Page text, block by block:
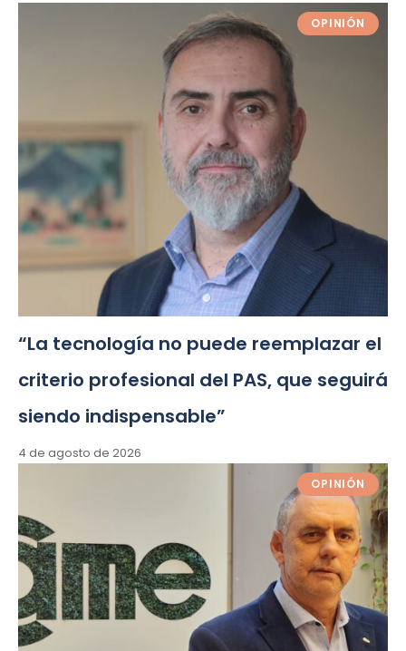
OPINIÓN
“La tecnología no puede reemplazar el
criterio profesional del PAS, que seguirá
siendo indispensable”
4 de agosto de 2026
OPINIÓN